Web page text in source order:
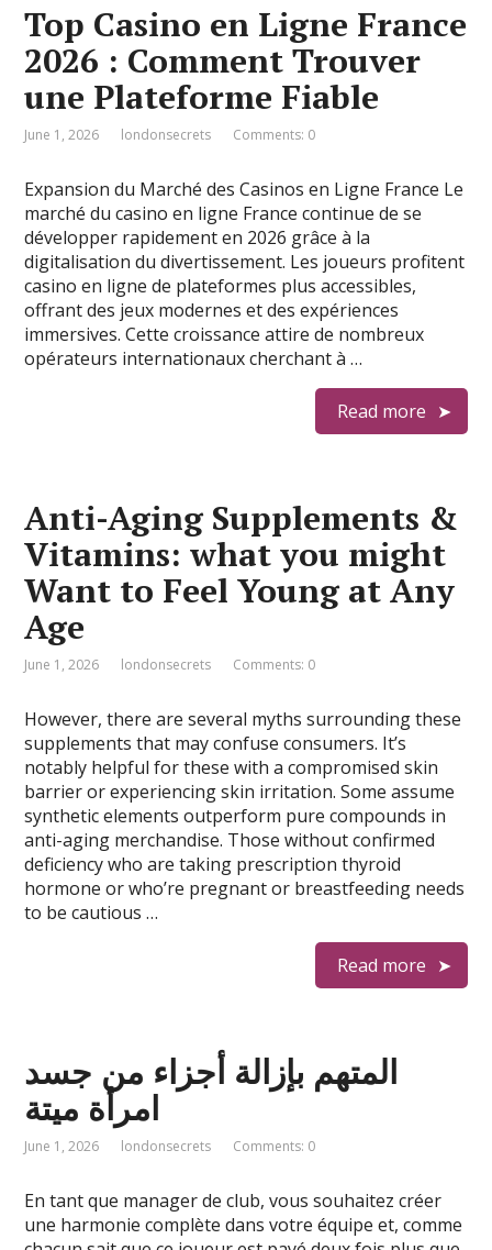
Top Casino en Ligne France
2026 : Comment Trouver
une Plateforme Fiable
June 1, 2026 londonsecrets Comments: 0
Expansion du Marché des Casinos en Ligne France Le
marché du casino en ligne France continue de se
développer rapidement en 2026 grâce à la
digitalisation du divertissement. Les joueurs profitent
casino en ligne de plateformes plus accessibles,
offrant des jeux modernes et des expériences
immersives. Cette croissance attire de nombreux
opérateurs internationaux cherchant à …
Read more
Anti-Aging Supplements &
Vitamins: what you might
Want to Feel Young at Any
Age
June 1, 2026 londonsecrets Comments: 0
However, there are several myths surrounding these
supplements that may confuse consumers. It’s
notably helpful for these with a compromised skin
barrier or experiencing skin irritation. Some assume
synthetic elements outperform pure compounds in
anti-aging merchandise. Those without confirmed
deficiency who are taking prescription thyroid
hormone or who’re pregnant or breastfeeding needs
to be cautious …
Read more
المتهم بإزالة أجزاء من جسد
امرأة ميتة
June 1, 2026 londonsecrets Comments: 0
En tant que manager de club, vous souhaitez créer
une harmonie complète dans votre équipe et, comme